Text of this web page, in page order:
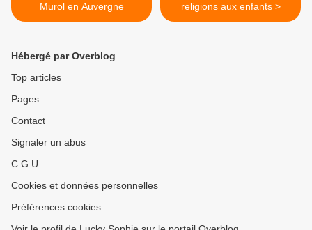
Murol en Auvergne
religions aux enfants >
Hébergé par Overblog
Top articles
Pages
Contact
Signaler un abus
C.G.U.
Cookies et données personnelles
Préférences cookies